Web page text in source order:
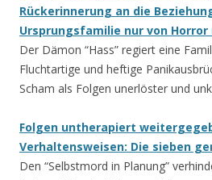
Rückerinnerung an die
Ursprungsfamilie nur von
Der Dämon “Hass” regiert eine
Fluchtartige und heftige
Scham als Folgen unerlöster und
Folgen untherapiert
Verhaltensweisen: Die sieben
Den “Selbstmord in Planung”